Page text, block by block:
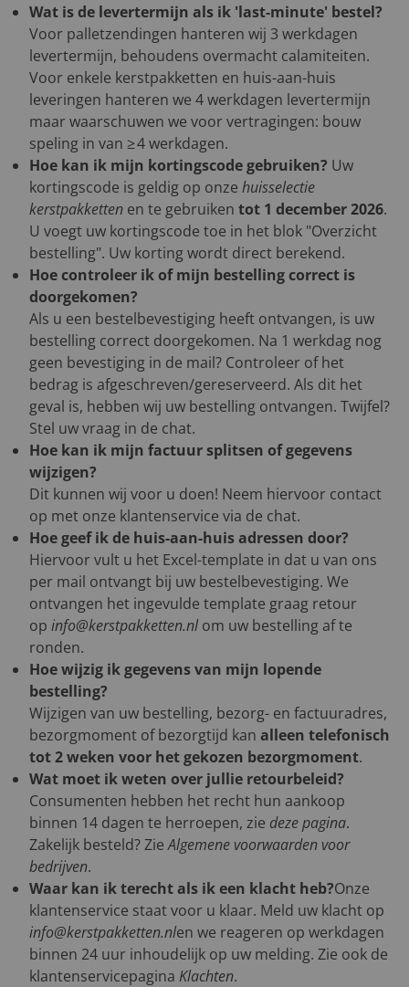
Wat is de levertermijn als ik 'last-minute' bestel?
Voor palletzendingen hanteren wij 3 werkdagen
levertermijn, behoudens overmacht calamiteiten.
Voor enkele kerstpakketten en huis-aan-huis
leveringen hanteren we 4 werkdagen levertermijn
maar waarschuwen we voor vertragingen: bouw
speling in van ≥ 4 werkdagen.
Hoe kan ik mijn kortingscode gebruiken? Uw
kortingscode is geldig op onze huisselectie
kerstpakketten en te gebruiken tot 1 december 2026.
U voegt uw kortingscode toe in het blok "Overzicht
bestelling". Uw korting wordt direct berekend.
Hoe controleer ik of mijn bestelling correct is
doorgekomen?
Als u een bestelbevestiging heeft ontvangen, is uw
bestelling correct doorgekomen. Na 1 werkdag nog
geen bevestiging in de mail? Controleer of het
bedrag is afgeschreven/gereserveerd. Als dit het
geval is, hebben wij uw bestelling ontvangen. Twijfel?
Stel uw vraag in de chat.
Hoe kan ik mijn factuur splitsen of gegevens
wijzigen?
Dit kunnen wij voor u doen! Neem hiervoor contact
op met onze klantenservice via de chat.
Hoe geef ik de huis-aan-huis adressen door?
Hiervoor vult u het Excel-template in dat u van ons
per mail ontvangt bij uw bestelbevestiging. We
ontvangen het ingevulde template graag retour
op info@kerstpakketten.nlom uw bestelling af te
ronden.
Hoe wijzig ik gegevens van mijn lopende
bestelling?
Wijzigen van uw bestelling, bezorg- en factuuradres,
bezorgmoment of bezorgtijd kan alleen telefonisch
tot 2 weken voor het gekozen bezorgmoment.
Wat moet ik weten over jullie retourbeleid?
Consumenten hebben het recht hun aankoop
binnen 14 dagen te herroepen, zie deze pagina.
Zakelijk besteld? ZieAlgemene voorwaarden voor
bedrijven.
Waar kan ik terecht als ik een klacht heb?Onze
klantenservice staat voor u klaar. Meld uw klacht op
info@kerstpakketten.nlen we reageren op werkdagen
binnen 24 uur inhoudelijk op uw melding. Zie ook de
klantenservicepagina Klachten.